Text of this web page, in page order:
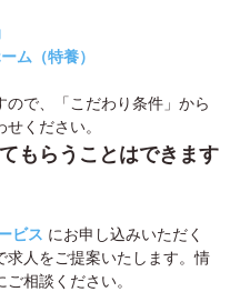
ム（特養）
で、「こだわり条件」から
ください。
もらうことはできます
ビス にお申し込みいただく
求人をご提案いたします。情
相談ください。